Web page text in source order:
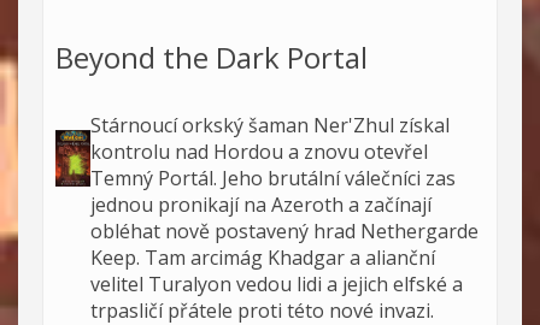
Beyond the Dark Portal
Stárnoucí orkský šaman Ner'Zhul získal
kontrolu nad Hordou a znovu otevřel
Temný Portál. Jeho brutální válečníci zas
jednou pronikají na Azeroth a začínají
obléhat nově postavený hrad Nethergarde
Keep. Tam arcimág Khadgar a alianční
velitel Turalyon vedou lidi a jejich elfské a
trpasličí přátele proti této nové invazi.